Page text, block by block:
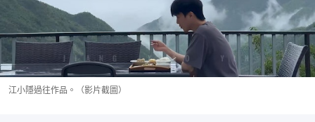
江小隱過往作品。（影片截圖）